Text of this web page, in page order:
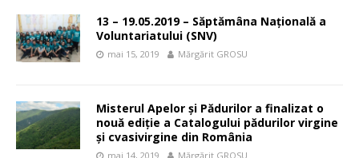
13 – 19.05.2019 – Săptămâna Națională a
Voluntariatului (SNV)
mai 15, 2019 Mărgărit GROSU
Misterul Apelor şi Pădurilor a finalizat o
nouă ediţie a Catalogului pădurilor virgine
și cvasivirgine din România
mai 14, 2019 Mărgărit GROSU